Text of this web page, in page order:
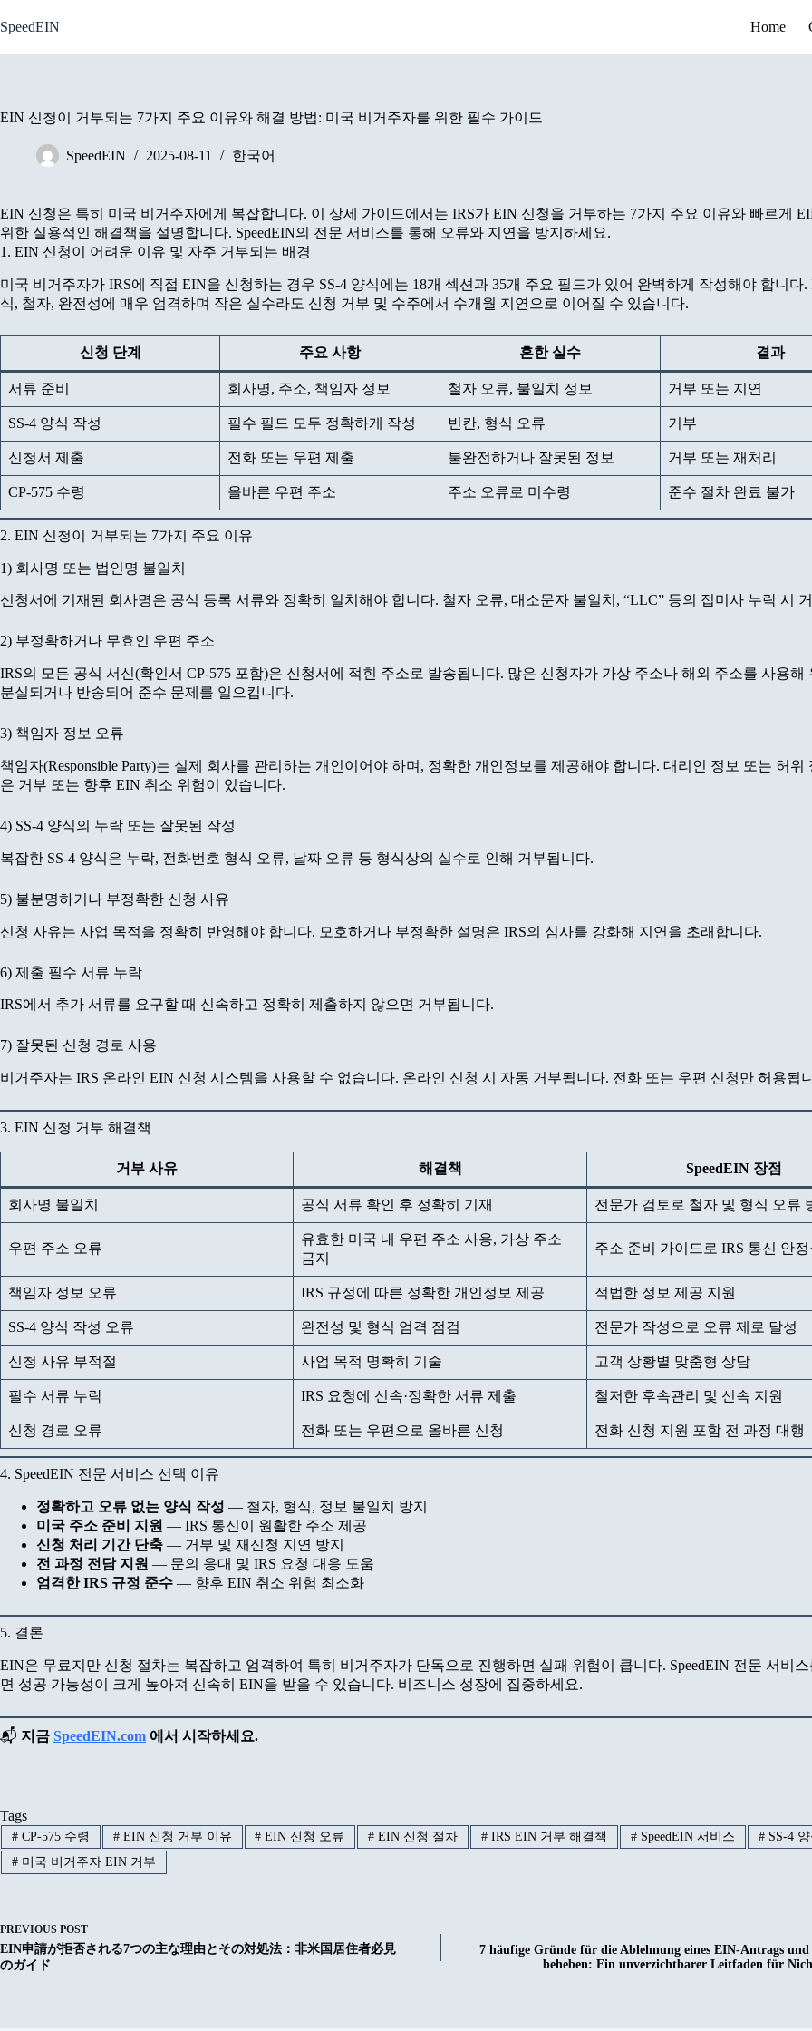
to
content
SpeedEIN Home
EIN 신청이 거부되는 7가지 주요 이유와 해결 방법: 미국 비거주자를 위한 필수 가이드
SpeedEIN 2025-08-11 한국어
EIN 신청은 특히 미국 비거주자에게 복잡합니다. 이 상세 가이드에서는 IRS가 EIN 신청을 거부하는 7가지 주요 이유와 빠르게
위한 실용적인 해결책을 설명합니다. SpeedEIN의 전문 서비스를 통해 오류와 지연을 방지하세요.
1. EIN 신청이 어려운 이유 및 자주 거부되는 배경
미국 비거주자가 IRS에 직접 EIN을 신청하는 경우 SS-4 양식에는 18개 섹션과 35개 주요 필드가 있어 완벽하게 작성해야 합니다.
식, 철자, 완전성에 매우 엄격하며 작은 실수라도 신청 거부 및 수주에서 수개월 지연으로 이어질 수 있습니다.
신청 단계 주요 사항 흔한 실수 결과
서류 준비 회사명, 주소, 책임자 정보 철자 오류, 불일치 정보 거부 또는 지연
SS-4 양식 작성 필수 필드 모두 정확하게 작성 빈칸, 형식 오류 거부
신청서 제출 전화 또는 우편 제출 불완전하거나 잘못된 정보 거부 또는 재처리
CP-575 수령 올바른 우편 주소 주소 오류로 미수령 준수 절차 완료 불가
2. EIN 신청이 거부되는 7가지 주요 이유
1) 회사명 또는 법인명 불일치
신청서에 기재된 회사명은 공식 등록 서류와 정확히 일치해야 합니다. 철자 오류, 대소문자 불일치, “LLC” 등의 접미사 누락 시
2) 부정확하거나 무효인 우편 주소
IRS의 모든 공식 서신(확인서 CP-575 포함)은 신청서에 적힌 주소로 발송됩니다. 많은 신청자가 가상 주소나 해외 주소를 사용해
분실되거나 반송되어 준수 문제를 일으킵니다.
3) 책임자 정보 오류
책임자(Responsible Party)는 실제 회사를 관리하는 개인이어야 하며, 정확한 개인정보를 제공해야 합니다. 대리인 정보 또는 허위
은 거부 또는 향후 EIN 취소 위험이 있습니다.
4) SS-4 양식의 누락 또는 잘못된 작성
복잡한 SS-4 양식은 누락, 전화번호 형식 오류, 날짜 오류 등 형식상의 실수로 인해 거부됩니다.
5) 불분명하거나 부정확한 신청 사유
신청 사유는 사업 목적을 정확히 반영해야 합니다. 모호하거나 부정확한 설명은 IRS의 심사를 강화해 지연을 초래합니다.
6) 제출 필수 서류 누락
IRS에서 추가 서류를 요구할 때 신속하고 정확히 제출하지 않으면 거부됩니다.
7) 잘못된 신청 경로 사용
비거주자는 IRS 온라인 EIN 신청 시스템을 사용할 수 없습니다. 온라인 신청 시 자동 거부됩니다. 전화 또는 우편 신청만 허용됩
3. EIN 신청 거부 해결책
거부 사유 해결책 SpeedEIN 장점
회사명 불일치 공식 서류 확인 후 정확히 기재 전문가 검토로 철자 및 형식 오류
우편 주소 오류
유효한 미국 내 우편 주소 사용, 가상 주소
금지
주소 준비 가이드로 IRS 통신 안정
책임자 정보 오류 IRS 규정에 따른 정확한 개인정보 제공 적법한 정보 제공 지원
SS-4 양식 작성 오류 완전성 및 형식 엄격 점검 전문가 작성으로 오류 제로 달성
신청 사유 부적절 사업 목적 명확히 기술 고객 상황별 맞춤형 상담
필수 서류 누락 IRS 요청에 신속·정확한 서류 제출 철저한 후속관리 및 신속 지원
신청 경로 오류 전화 또는 우편으로 올바른 신청 전화 신청 지원 포함 전 과정 대행
4. SpeedEIN 전문 서비스 선택 이유
정확하고 오류 없는 양식 작성 — 철자, 형식, 정보 불일치 방지
미국 주소 준비 지원 — IRS 통신이 원활한 주소 제공
신청 처리 기간 단축 — 거부 및 재신청 지연 방지
전 과정 전담 지원 — 문의 응대 및 IRS 요청 대응 도움
엄격한 IRS 규정 준수 — 향후 EIN 취소 위험 최소화
5. 결론
EIN은 무료지만 신청 절차는 복잡하고 엄격하여 특히 비거주자가 단독으로 진행하면 실패 위험이 큽니다. SpeedEIN 전문 서비
면 성공 가능성이 크게 높아져 신속히 EIN을 받을 수 있습니다. 비즈니스 성장에 집중하세요.
📬 지금 SpeedEIN.com 에서 시작하세요.
Tags
#CP-575 수령 #EIN 신청 거부 이유 # EIN 신청 오류 # EIN 신청 절차 # IRS EIN 거부 해결책 #SpeedEIN 서비스 #SS-4 양
#미국 비거주자 EIN 거부
PREVIOUS POST
EIN申請が拒否される7つの主な理由とその対処法：非米国居住者必見
のガイド
7 häufige Gründe für die Ablehnung eines EIN-Antrags und
beheben: Ein unverzichtbarer Leitfaden für